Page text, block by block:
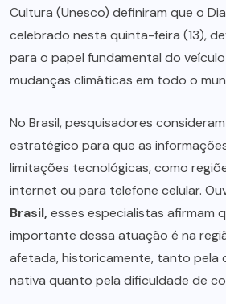
Cultura (Unesco) definiram que o
celebrado nesta quinta-feira (13),
para o papel fundamental do
mudanças climáticas em todo o
No Brasil, pesquisadores
estratégico para que as
limitações tecnológicas, como
internet ou para telefone celular.
Brasil,esses especialistas afirmam
importante dessa atuação é na
afetada, historicamente, tanto pela
nativa quanto pela dificuldade de